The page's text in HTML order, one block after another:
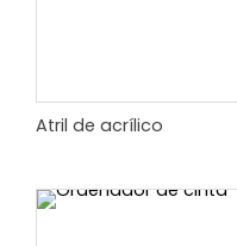
Atril de acrílico